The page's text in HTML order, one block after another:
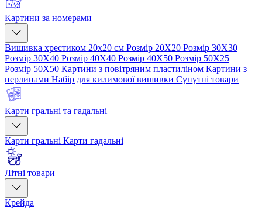
Картини за номерами
Вишивка хрестиком 20х20 см Розмір 20Х20 Розмір 30Х30
Розмір 30Х40 Розмір 40Х40 Розмір 40Х50 Розмір 50Х25
Розмір 50Х50 Картини з повітряним пластиліном Картини з
перлинами Набір для килимової вишивки Супутні товари
Карти гральні та гадальні
Карти гральні Карти гадальні
Літні товари
Крейда